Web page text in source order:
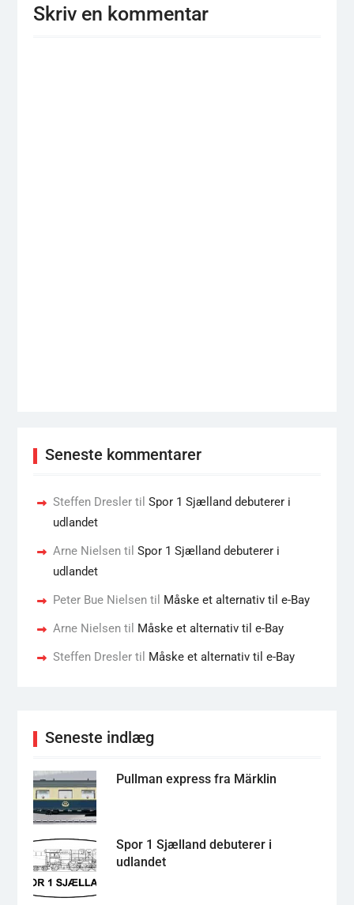
Skriv en kommentar
Seneste kommentarer
Steffen Dreslertil Spor 1 Sjælland debuterer i
udlandet
Arne Nielsentil Spor 1 Sjælland debuterer i
udlandet
Peter Bue Nielsentil Måske et alternativ til e-Bay
Arne Nielsentil Måske et alternativ til e-Bay
Steffen Dreslertil Måske et alternativ til e-Bay
Seneste indlæg
Pullman express fra Märklin
Spor 1 Sjælland debuterer i
udlandet